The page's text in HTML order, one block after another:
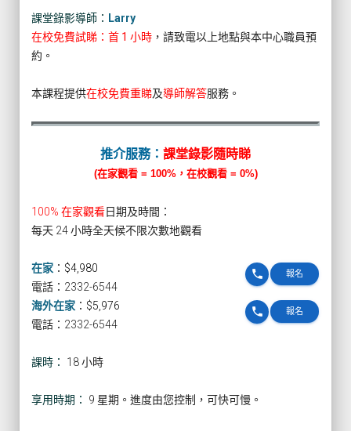
課堂錄影導師： Larry
在校免費試睇：首 1 小時 ，請致電以上地點與本中心職員預
約。
本課程提供在校免費重睇及導師解答服務。
推介服務： 課堂錄影隨時睇
(在家觀看 = 100%，在校觀看 = 0%)
100% 在家觀看日期及時間：
每天 24 小時全天候不限次數地觀看
在家 ： $4,980 報名
phone
電話：2332-6544
海外在家 ： $5,976 報名
phone
電話：2332-6544
課時： 18 小時
享用時期： 9 星期。進度由您控制，可快可慢。